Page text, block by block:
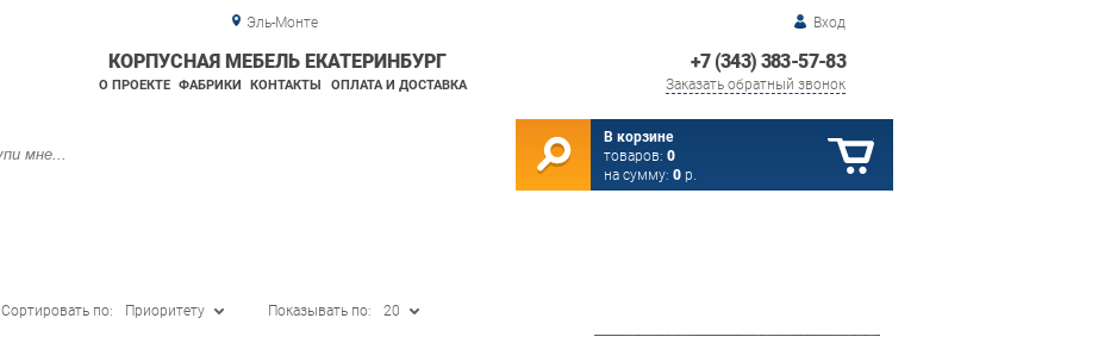
Эль-Монте Вход
+7 (343) 383-57-83
Заказать обратный звонок
КОРПУСНАЯ МЕБЕЛЬ ЕКАТЕРИНБУРГ
О ПРОЕКТЕ ФАБРИКИ КОНТАКТЫ ОПЛАТА И ДОСТАВКА
В корзине
товаров: 0
на сумму: 0 р.
Сортировать по: Приоритету Показывать по: 20